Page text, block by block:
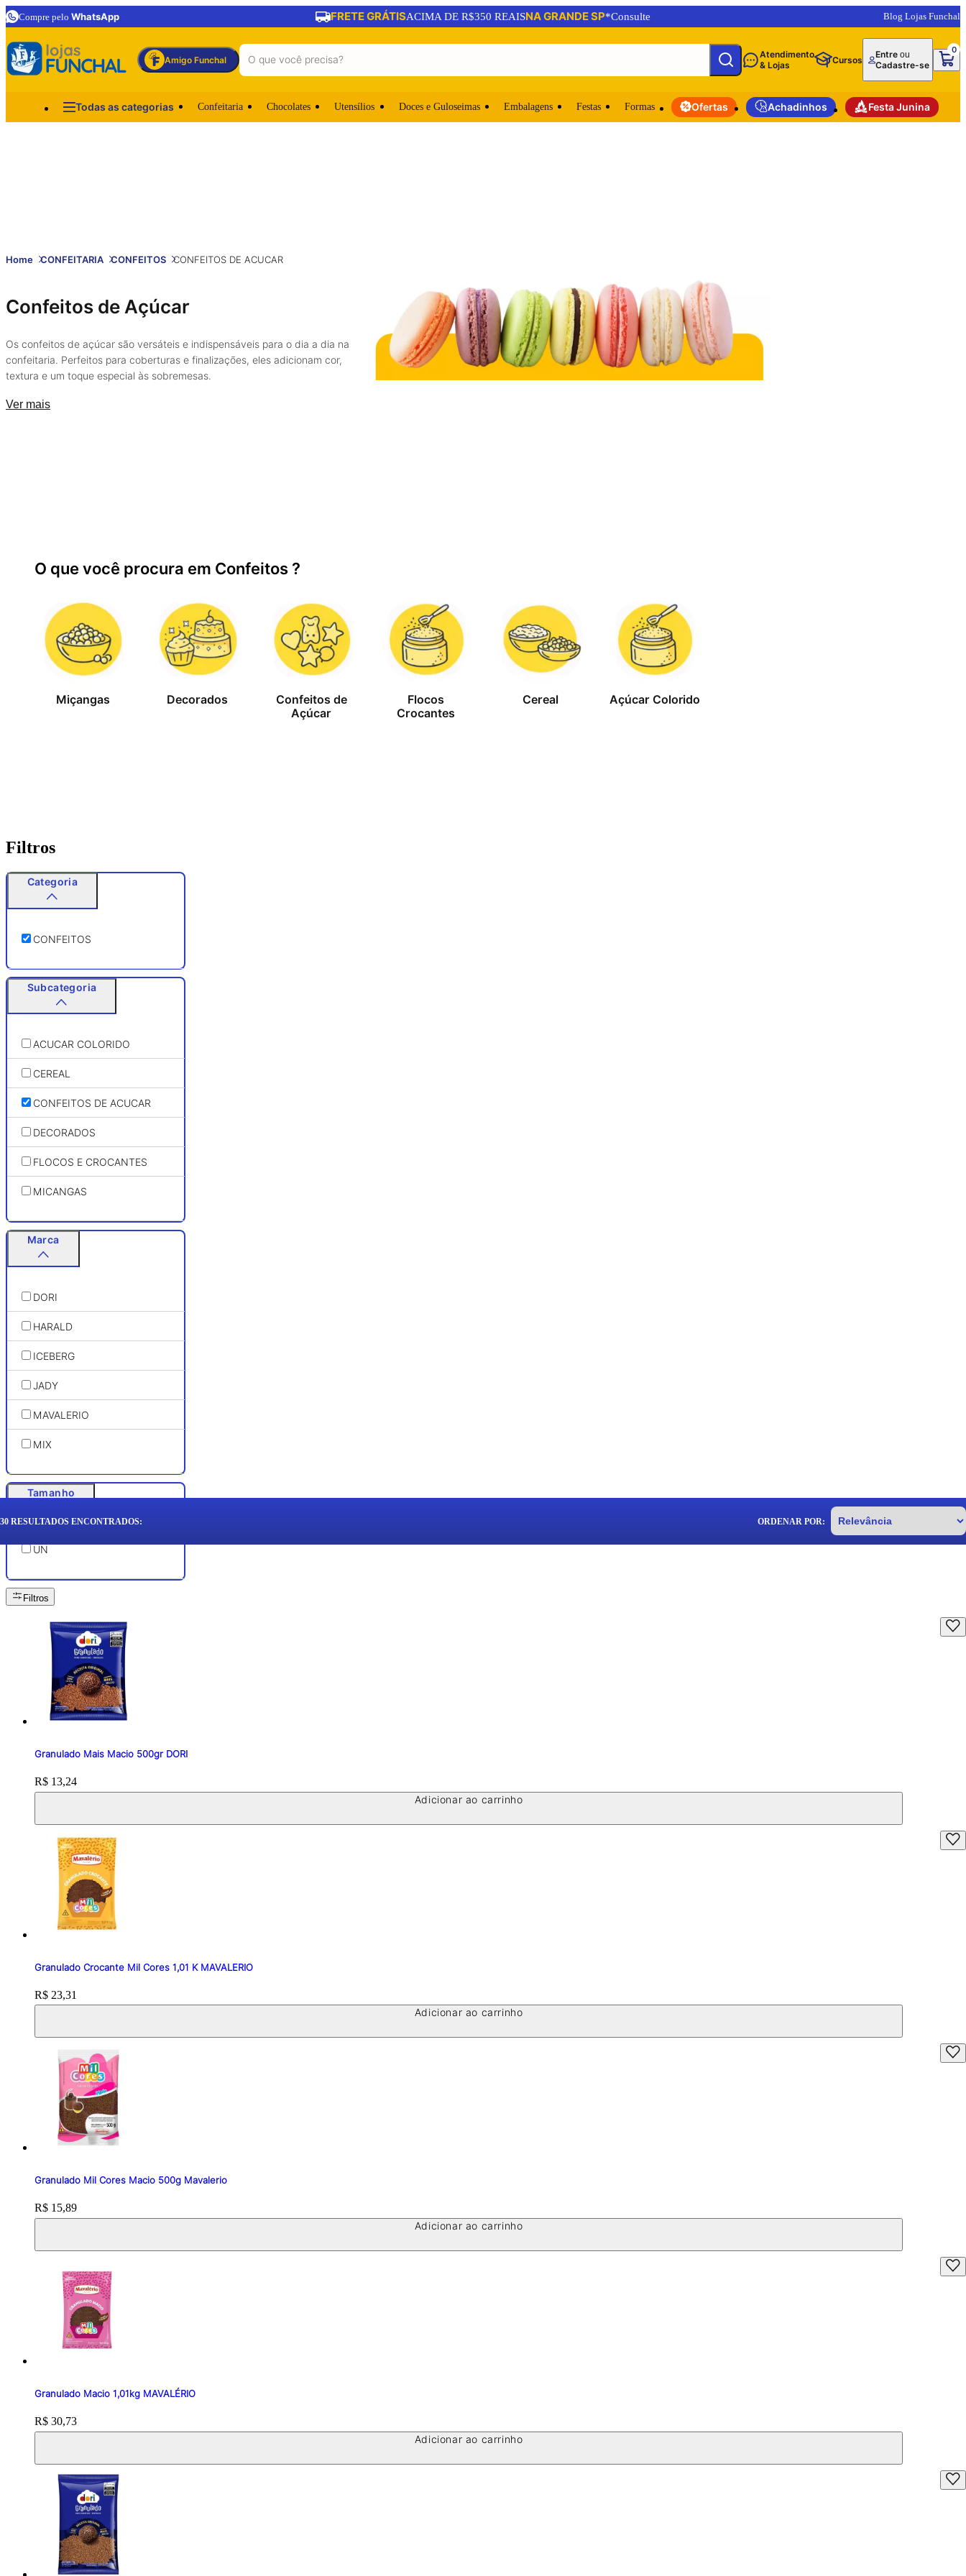
Compre pelo WhatsApp FRETE GRÁTISACIMA DE R$350 REAISNA GRANDE SP*Consulte Blog Lojas Funchal
Amigo Funchal
Atendimento
& Lojas
Cursos Entreou
Cadastre-se
0
Todas as categorias Confeitaria Chocolates Utensílios Doces e Guloseimas Embalagens Festas Formas Ofertas Achadinhos Festa Junina
Home CONFEITARIA CONFEITOS CONFEITOS DE ACUCAR
Confeitos de Açúcar
Os confeitos de açúcar são versáteis e indispensáveis para o dia a dia na
confeitaria. Perfeitos para coberturas e finalizações, eles adicionam cor,
textura e um toque especial às sobremesas.
Ver mais
O que você procura em Confeitos ?
Miçangas Decorados
Confeitos de
Açúcar
Flocos
Crocantes
Cereal Açúcar Colorido
Filtros
Categoria
CONFEITOS
Subcategoria
ACUCAR COLORIDO
CEREAL
CONFEITOS DE ACUCAR
DECORADOS
FLOCOS E CROCANTES
MICANGAS
Marca
DORI
HARALD
ICEBERG
JADY
MAVALERIO
MIX
Tamanho
UN
30 RESULTADOS ENCONTRADOS: ORDENAR POR:
Filtros
Granulado Mais Macio 500gr DORI
Price:
R$ 13,24
Adicionar ao carrinho
Granulado Crocante Mil Cores 1,01 K MAVALERIO
Price:
R$ 23,31
Adicionar ao carrinho
Granulado Mil Cores Macio 500g Mavalerio
Price:
R$ 15,89
Adicionar ao carrinho
Granulado Macio 1,01kg MAVALÉRIO
Price:
R$ 30,73
Adicionar ao carrinho